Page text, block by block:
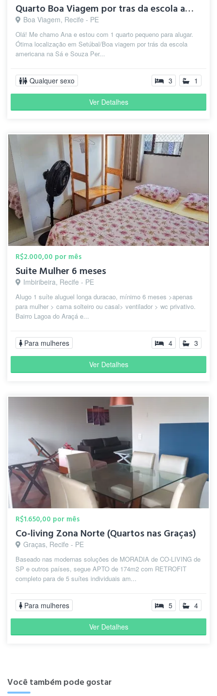
Quarto Boa Viagem por tras da escola americana)
Boa Viagem, Recife - PE
Olá! Me chamo Ana e estou com 1 quarto pequeno para alugar.
Ótima localização em Setúbal/Boa viagem por trás da escola
americana na Sá e Souza Per...
Qualquer sexo 3 1
Ver Detalhes
R$2.000,00 por mês
Suite Mulher 6 meses
Imbiribeira, Recife - PE
Alugo 1 suíte aluguel longa duracao, mínimo 6 meses >apenas
para mulher > cama solteiro ou casal> ventilador > wc privativo.
Bairro Lagoa do Araçá e...
Para mulheres 4 3
Ver Detalhes
R$1.650,00 por mês
Co-living Zona Norte (Quartos nas Graças)
Graças, Recife - PE
Baseado nas modernas soluções de MORADIA de CO-LIVING de
SP e outros países, segue APTO de 174m2 com RETROFIT
completo para de 5 suítes individuais am...
Para mulheres 5 4
Ver Detalhes
Você também pode gostar